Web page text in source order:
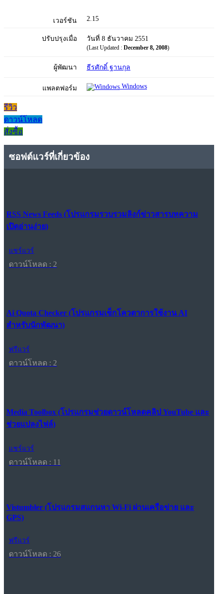
เวอร์ชัน 2.15
ปรับปรุงเมื่อ วันที่ 8 ธันวาคม 2551
(Last Updated : December 8, 2008)
ผู้พัฒนา ธีรศักดิ์ ฐานกุล
แพลตฟอร์ม Windows
รีวิว
ดาวน์โหลด
สั่งซื้อ
ซอฟต์แวร์ที่เกี่ยวข้อง
RSS News Feeds (โปรแกรมรวบรวมลิงก์ข่าวสารบทความ
เปิดอ่านง่าย)
แชร์แวร์
ดาวน์โหลด : 2
Ai Quota Checker (โปรแกรมเช็กโควตาการใช้งาน AI
สำหรับนักพัฒนา)
ฟรีแวร์
ดาวน์โหลด : 2
Media Toolbox (โปรแกรมช่วยดาวน์โหลดคลิป YouTube และ
ช่วยแปลงไฟล์)
แชร์แวร์
ดาวน์โหลด : 11
Vistumbler (โปรแกรมสแกนหา Wi-Fi ผ่านเครือข่าย และ
GPS)
ฟรีแวร์
ดาวน์โหลด : 26